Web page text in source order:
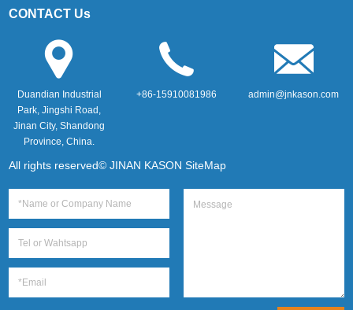
CONTACT Us
Duandian Industrial
Park, Jingshi Road,
Jinan City, Shandong
Province, China.
+86-15910081986 admin@jnkason.com
All rights reserved© JINAN KASONSiteMap